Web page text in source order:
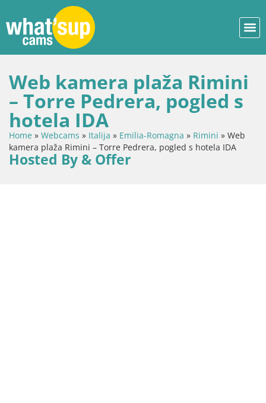
Web kamera plaža Rimini
– Torre Pedrera, pogled s
hotela IDA
Home » Webcams » Italija » Emilia-Romagna » Rimini » Web
kamera plaža Rimini – Torre Pedrera, pogled s hotela IDA
Hosted By & Offer